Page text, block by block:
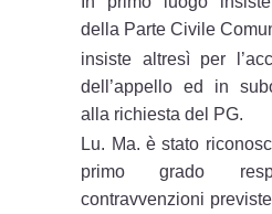
della Parte Civile
insiste altresì per
dell’appello ed in
alla richiesta del PG.
Lu. Ma. è stato
primo grado
contravvenzioni